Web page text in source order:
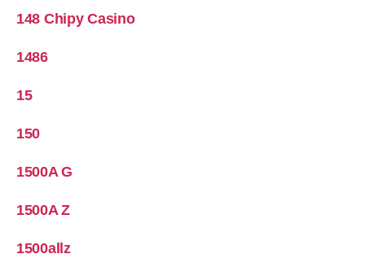
148 Chipy Casino
1486
15
150
1500A G
1500A Z
1500allz